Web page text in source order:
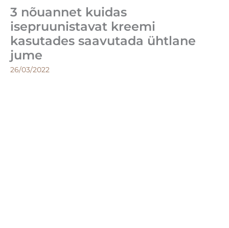
3 nõuannet kuidas
isepruunistavat kreemi
kasutades saavutada ühtlane
jume
26/03/2022